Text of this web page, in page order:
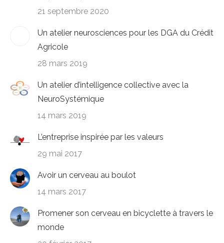
21 septembre 2020
Un atelier neurosciences pour les DGA du Crédit
Agricole
28 mars 2019
Un atelier d’intelligence collective avec la
NeuroSystémique
14 mars 2019
L’entreprise inspirée par les valeurs
29 mai 2017
Avoir un cerveau au boulot
14 mars 2017
Promener son cerveau en bicyclette à travers le
monde